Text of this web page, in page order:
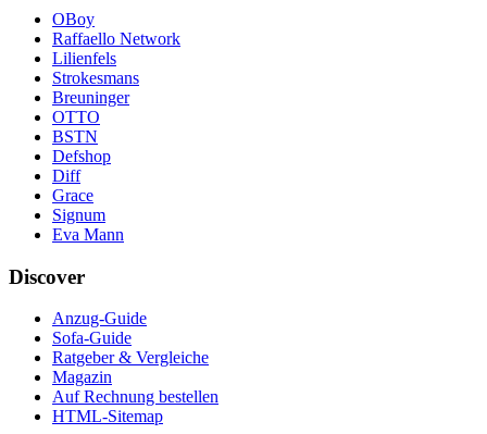
OBoy
Raffaello Network
Lilienfels
Strokesmans
Breuninger
OTTO
BSTN
Defshop
Diff
Grace
Signum
Eva Mann
Discover
Anzug-Guide
Sofa-Guide
Ratgeber & Vergleiche
Magazin
Auf Rechnung bestellen
HTML-Sitemap